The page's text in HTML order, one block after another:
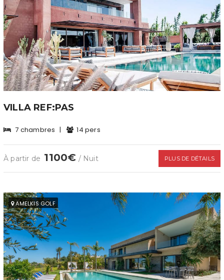
VILLA REF:PAS
7 chambres | 14 pers
À partir de 1100€ / Nuit PLUS DE DÉTAILS
AMELKIS GOLF